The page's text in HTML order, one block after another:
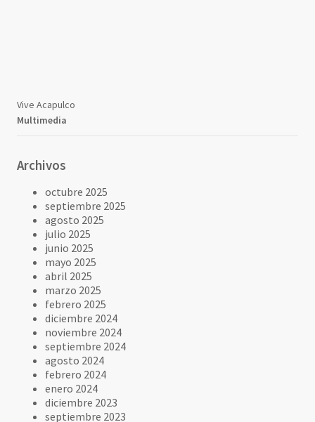
Vive Acapulco
Multimedia
Archivos
octubre 2025
septiembre 2025
agosto 2025
julio 2025
junio 2025
mayo 2025
abril 2025
marzo 2025
febrero 2025
diciembre 2024
noviembre 2024
septiembre 2024
agosto 2024
febrero 2024
enero 2024
diciembre 2023
septiembre 2023